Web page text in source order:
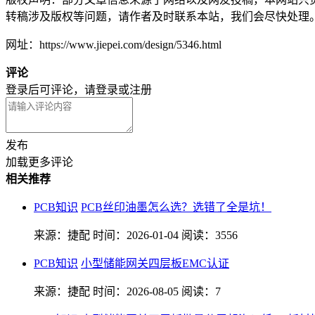
转稿涉及版权等问题，请作者及时联系本站，我们会尽快处理
网址：https://www.jiepei.com/design/5346.html
评论
登录后可评论，请登录或注册
发布
加载更多评论
相关推荐
PCB知识 PCB丝印油墨怎么选？选错了全是坑！
来源：捷配 时间：2026-01-04 阅读：3556
PCB知识 小型储能网关四层板EMC认证
来源：捷配 时间：2026-08-05 阅读：7